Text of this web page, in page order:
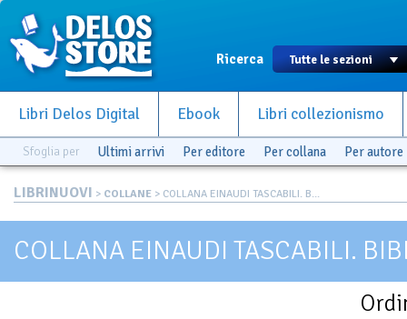
Ricerca
Libri Delos Digital Ebook Libri collezionismo
Sfoglia per Ultimi arrivi Per editore Per collana Per autore
LIBRINUOVI > COLLANE > COLLANA EINAUDI TASCABILI. B...
COLLANA EINAUDI TASCABILI.